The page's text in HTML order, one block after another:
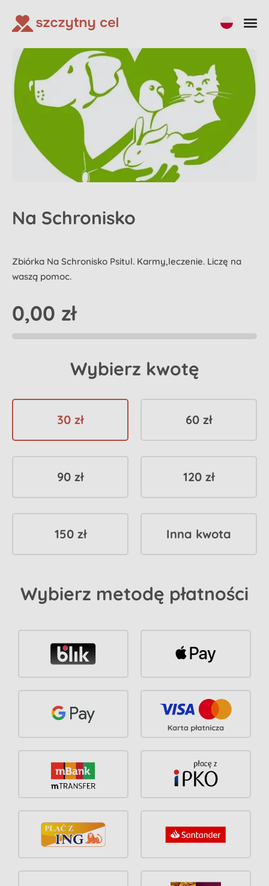
Na Schronisko
Zbiórka Na Schronisko Psitul. Karmy,leczenie. Liczę na
waszą pomoc.
0,00 zł
Wybierz kwotę
30 zł 60 zł
90 zł 120 zł
150 zł Inna kwota
Wybierz metodę płatności